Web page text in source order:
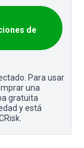
de
Para usar
una
gratuita
y está